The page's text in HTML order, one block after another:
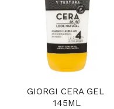
GIORGI CERA GEL
145ML